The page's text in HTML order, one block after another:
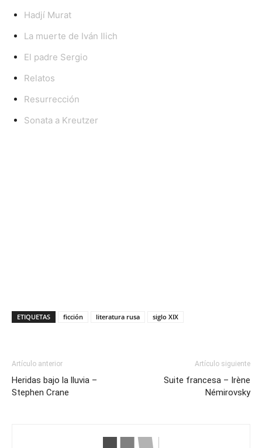
Hadjí Murat
La muerte de Iván Ilich
El padre Sergio
Relatos
Resurrección
Sonata a Kreutzer
ETIQUETAS ficción literatura rusa siglo XIX
Artículo anterior
Heridas bajo la lluvia –
Stephen Crane
Artículo siguiente
Suite francesa – Irène
Némirovsky